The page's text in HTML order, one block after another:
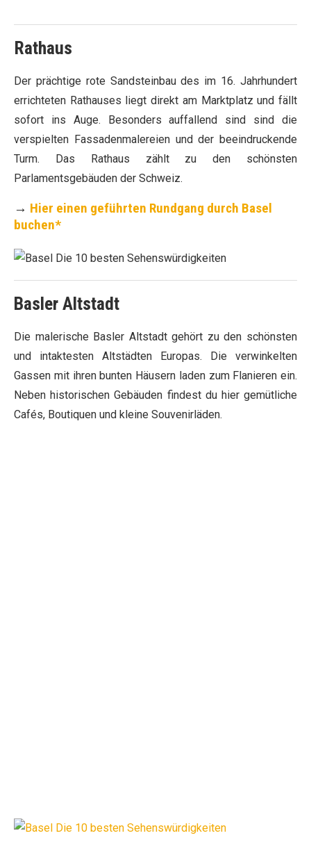
Rathaus
Der prächtige rote Sandsteinbau des im 16. Jahrhundert
errichteten Rathauses liegt direkt am Marktplatz und fällt
sofort ins Auge. Besonders auffallend sind sind die
verspielten Fassadenmalereien und der beeindruckende
Turm. Das Rathaus zählt zu den schönsten
Parlamentsgebäuden der Schweiz.
→ Hier einen geführten Rundgang durch Basel
buchen*
Basler Altstadt
Die malerische Basler Altstadt gehört zu den schönsten
und intaktesten Altstädten Europas. Die verwinkelten
Gassen mit ihren bunten Häusern laden zum Flanieren ein.
Neben historischen Gebäuden findest du hier gemütliche
Cafés, Boutiquen und kleine Souvenirläden.